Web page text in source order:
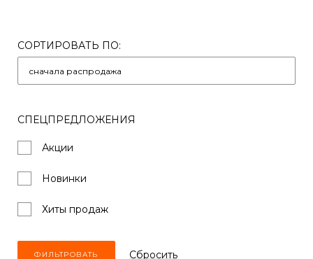
СОРТИРОВАТЬ ПО:
СПЕЦПРЕДЛОЖЕНИЯ
Акции
Новинки
Хиты продаж
Cбросить